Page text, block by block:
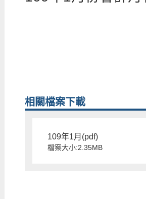
相關檔案下載
109年1月(pdf)
檔案大小:2.35MB